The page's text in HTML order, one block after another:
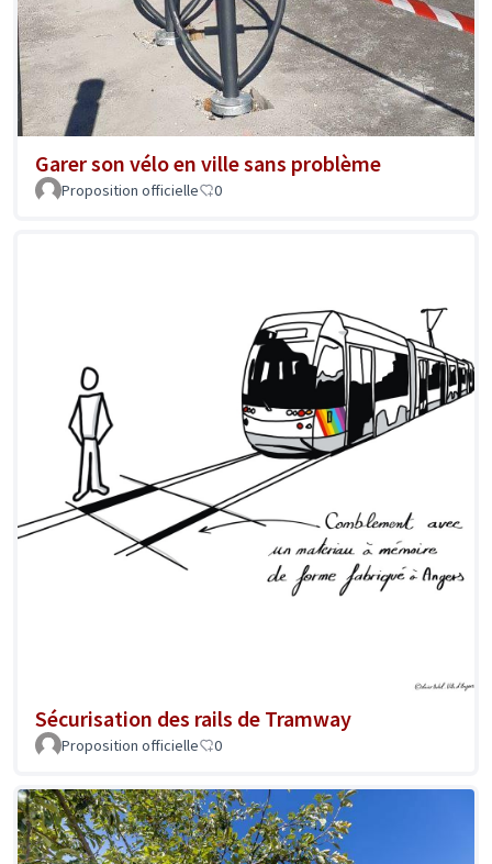
Garer son vélo en ville sans problème
Proposition officielle 0
Sécurisation des rails de Tramway
Proposition officielle 0